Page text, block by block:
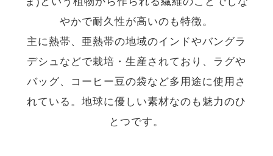
やかで耐久性が高いのも特徴。
主に熱帯、亜熱帯の地域のインドやバングラ
デシュなどで栽培・生産されており、ラグや
バッグ、コーヒー豆の袋など多用途に使用さ
れている。地球に優しい素材なのも魅力のひ
とつです。